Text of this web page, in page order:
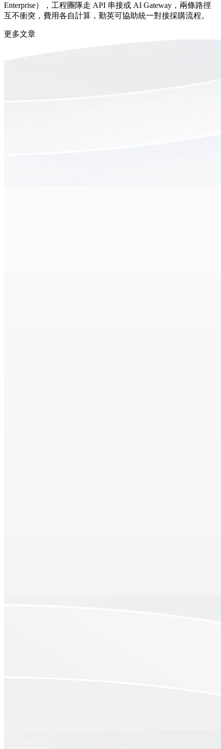
Enterprise），工程團隊走 API 串接或 AI Gateway，兩條路徑
互不衝突，費用各自計算，勤英可協助統一對接採購流程。
更多文章